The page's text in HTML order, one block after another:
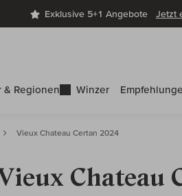
Exklusive 5+1 Angebote Jetzt
& Regionen Winzer
Vieux Chateau Certan 2024
Chateau